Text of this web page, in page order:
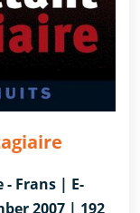
Frans | E-
2007 | 192